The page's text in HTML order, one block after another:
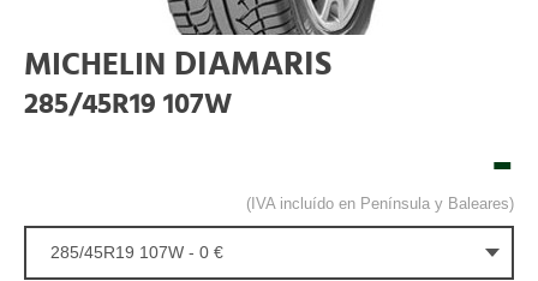
MICHELIN DIAMARIS
285/45R19 107W
-
(IVA incluído en Península y Baleares)
285/45R19 107W - 0 €